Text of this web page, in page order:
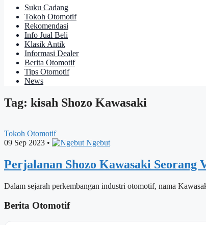
Suku Cadang
Tokoh Otomotif
Rekomendasi
Info Jual Beli
Klasik Antik
Informasi Dealer
Berita Otomotif
Tips Otomotif
News
Tag: kisah Shozo Kawasaki
Tokoh Otomotif
09 Sep 2023 • Ngebut
Perjalanan Shozo Kawasaki
Dalam sejarah perkembangan industri otomotif, nama
Berita Otomotif